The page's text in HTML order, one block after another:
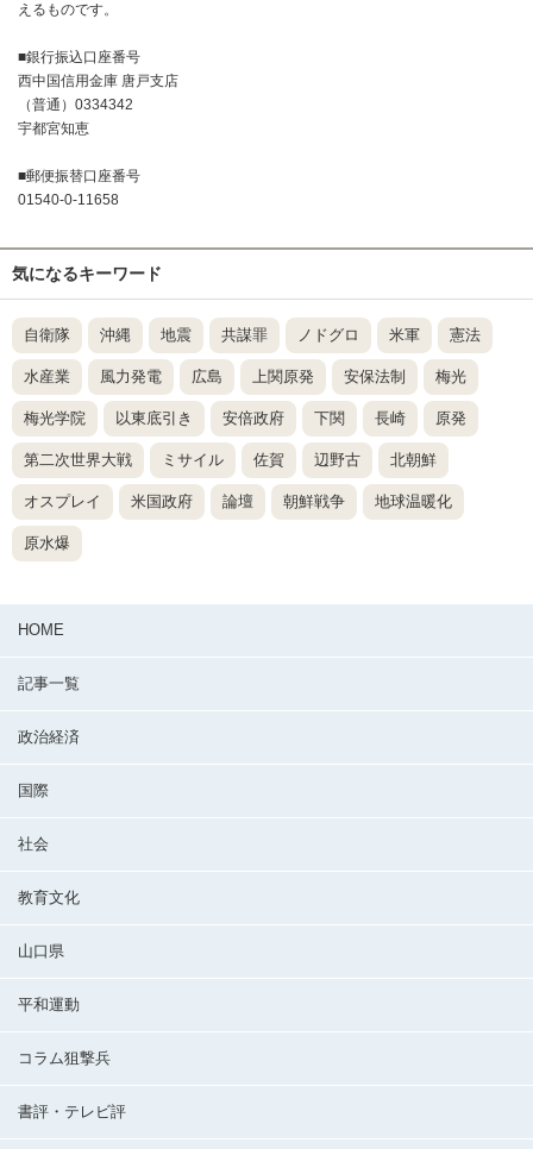
えるものです。
■銀行振込口座番号
西中国信用金庫 唐戸支店
（普通）0334342
宇都宮知恵
■郵便振替口座番号
01540-0-11658
気になるキーワード
自衛隊 沖縄 地震 共謀罪 ノドグロ 米軍 憲法
水産業 風力発電 広島 上関原発 安保法制 梅光
梅光学院 以東底引き 安倍政府 下関 長崎 原発
第二次世界大戦 ミサイル 佐賀 辺野古 北朝鮮
オスプレイ 米国政府 論壇 朝鮮戦争 地球温暖化
原水爆
HOME
記事一覧
政治経済
国際
社会
教育文化
山口県
平和運動
コラム狙撃兵
書評・テレビ評